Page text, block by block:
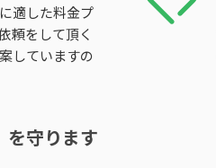
適した料金プ
頼をして頂く
していますの
を守ります